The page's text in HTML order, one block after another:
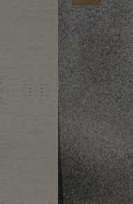
Tops
Bottoms
Tops